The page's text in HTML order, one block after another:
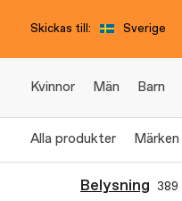
Skickas till: Sverige
Kvinnor Män Barn
Alla produkter Märken
Belysning 389